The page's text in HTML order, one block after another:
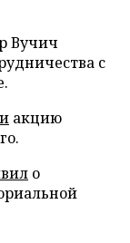
Вучич
с
акцию
о